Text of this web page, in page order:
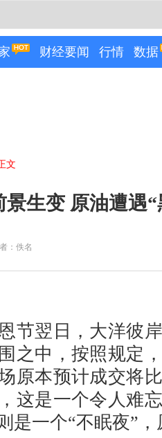
财经要闻 行情 数据
文
景生变 原油遭遇
：佚名
翌日，大洋彼
之中，按照规定
原本预计成交将
这是一个令人难
是一个“不眠夜”